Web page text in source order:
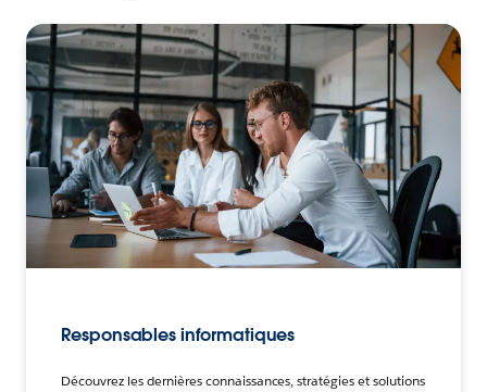
Responsables informatiques
Découvrez les dernières connaissances, stratégies et solutions